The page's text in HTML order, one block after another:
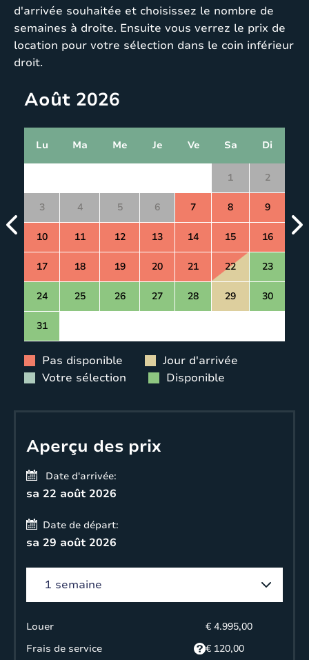
d'arrivée souhaitée et choisissez le nombre de
semaines à droite. Ensuite vous verrez le prix de
location pour votre sélection dans le coin inférieur
droit.
Août 2026
Lu Ma Me Je Ve Sa Di
1 2
3 4 5 6 7 8 9
10 11 12 13 14 15 16
17 18 19 20 21 22 23
24 25 26 27 28 29 30
31
Pas disponible
Jour d'arrivée
Votre sélection
Disponible
Aperçu des prix
Date d'arrivée:
sa 22 août 2026
Date de départ:
sa 29 août 2026
Louer
€ 4.995,00
Frais de service
€ 120,00